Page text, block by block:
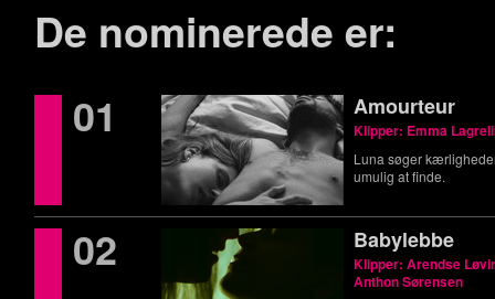
De nominerede er:
01 Amourteur
Klipper: Emma
Luna søger
umulig at finde.
02 Babylebbe
Klipper: Arendse
Anthon Sørensen